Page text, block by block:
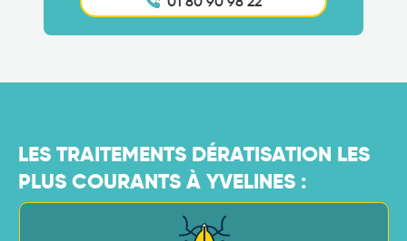
LES TRAITEMENTS DÉRATISATION LES
PLUS COURANTS À YVELINES :